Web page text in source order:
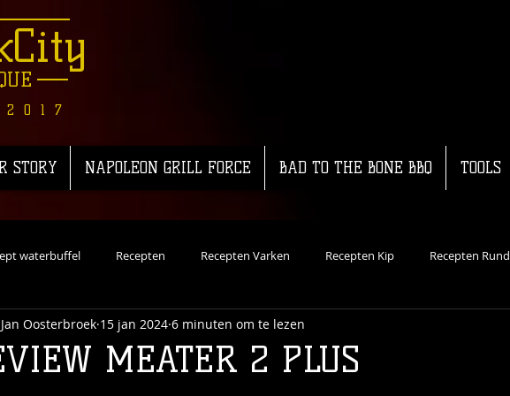
STORY NAPOLEON GRILL FORCE BAD TO THE BONE BBQ TOOLS
waterbuffel Recepten Recepten Varken Recepten Kip Recepten Rund
Wild Recepten Vis Dutch Oven Recepten Groente
MEATER 2 PLUS
Jan Oosterbroek 15 jan 2024 6 minuten om te lezen